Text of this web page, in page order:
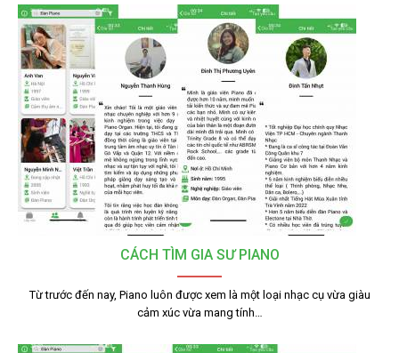
CÁCH TÌM GIA SƯ PIANO
Từ trước đến nay, Piano luôn được xem là một loại nhạc cụ vừa giàu
cảm xúc vừa mang tính…